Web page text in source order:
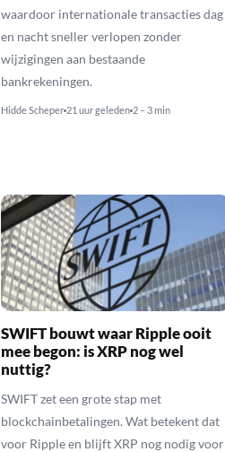
waardoor internationale transacties dag
en nacht sneller verlopen zonder
wijzigingen aan bestaande
bankrekeningen.
Hidde Scheper 21 uur geleden 2 – 3 min
SWIFT bouwt waar Ripple ooit
mee begon: is XRP nog wel
nuttig?
SWIFT zet een grote stap met
blockchainbetalingen. Wat betekent dat
voor Ripple en blijft XRP nog nodig voor